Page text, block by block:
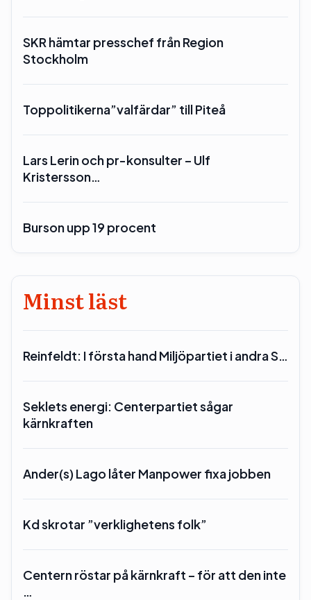
SKR hämtar presschef från Region
Stockholm
Toppolitikerna”valfärdar” till Piteå
Lars Lerin och pr-konsulter – Ulf
Kristersson…
Burson upp 19 procent
Minst läst
Reinfeldt: I första hand Miljöpartiet i andra S…
Seklets energi: Centerpartiet sågar
kärnkraften
Ander(s) Lago låter Manpower fixa jobben
Kd skrotar ”verklighetens folk”
Centern röstar på kärnkraft – för att den inte
…